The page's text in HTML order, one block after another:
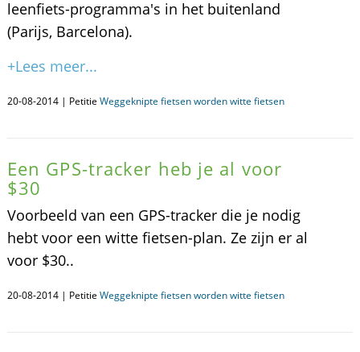
leenfiets-programma's in het buitenland
(Parijs, Barcelona).
+Lees meer...
20-08-2014 | Petitie Weggeknipte fietsen worden witte fietsen
Een GPS-tracker heb je al voor
$30
Voorbeeld van een GPS-tracker die je nodig
hebt voor een witte fietsen-plan. Ze zijn er al
voor $30..
20-08-2014 | Petitie Weggeknipte fietsen worden witte fietsen